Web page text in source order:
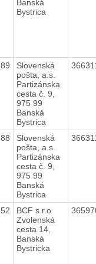
Banská
Bystrica
Slovenská
pošta, a.s.
Partizánska
cesta č. 9,
975 99
Banská
Bystrica
Slovenská
pošta, a.s.
Partizánska
cesta č. 9,
975 99
Banská
Bystrica
BCF s.r.o
Zvolenská
cesta 14,
Banská
Bystricka